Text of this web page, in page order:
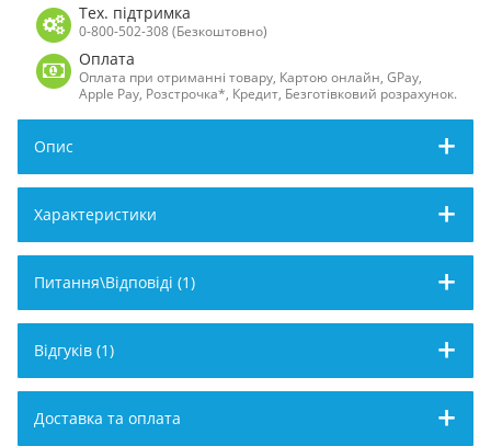
Тех. підтримка
0-800-502-308 (Безкоштовно)
Оплата
Оплата при отриманні товару, Картою онлайн, GPay,
Apple Pay, Розстрочка*, Кредит, Безготівковий розрахунок.
Опис
Характеристики
Питання\Відповіді (1)
Відгуків (1)
Доставка та оплата